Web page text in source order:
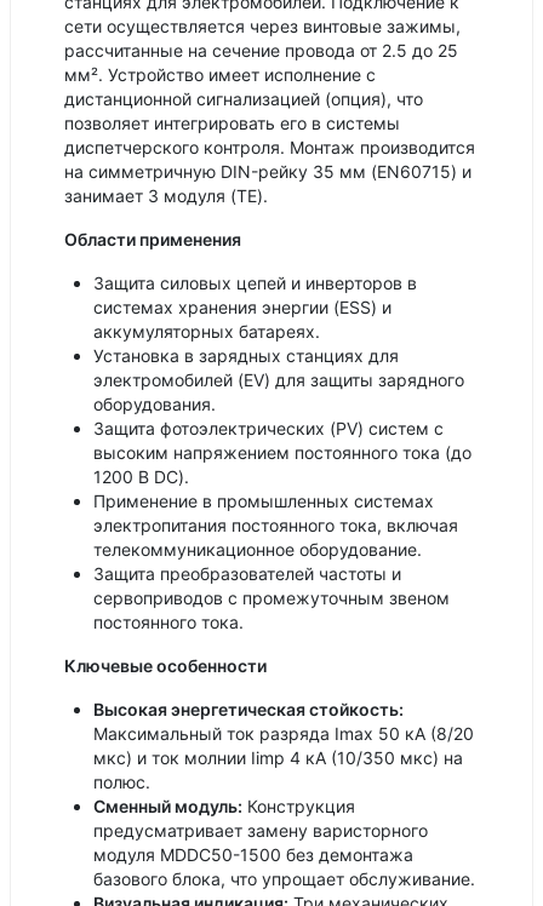
сети осуществляется через винтовые зажимы,
рассчитанные на сечение провода от 2.5 до 25
мм². Устройство имеет исполнение с
дистанционной сигнализацией (опция), что
позволяет интегрировать его в системы
диспетчерского контроля. Монтаж производится
на симметричную DIN-рейку 35 мм (EN60715) и
занимает 3 модуля (TE).
Области применения
Защита силовых цепей и инверторов в
системах хранения энергии (ESS) и
аккумуляторных батареях.
Установка в зарядных станциях для
электромобилей (EV) для защиты зарядного
оборудования.
Защита фотоэлектрических (PV) систем с
высоким напряжением постоянного тока (до
1200 В DC).
Применение в промышленных системах
электропитания постоянного тока, включая
телекоммуникационное оборудование.
Защита преобразователей частоты и
сервоприводов с промежуточным звеном
постоянного тока.
Ключевые особенности
Высокая энергетическая стойкость:
Максимальный ток разряда Imax 50 кА (8/20
мкс) и ток молнии Iimp 4 кА (10/350 мкс) на
полюс.
Сменный модуль: Конструкция
предусматривает замену варисторного
модуля MDDC50-1500 без демонтажа
базового блока, что упрощает обслуживание.